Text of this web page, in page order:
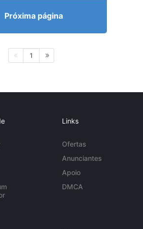
Próxima página
1
Links
Ofertas
Anunciantes
Apoio
DMCA